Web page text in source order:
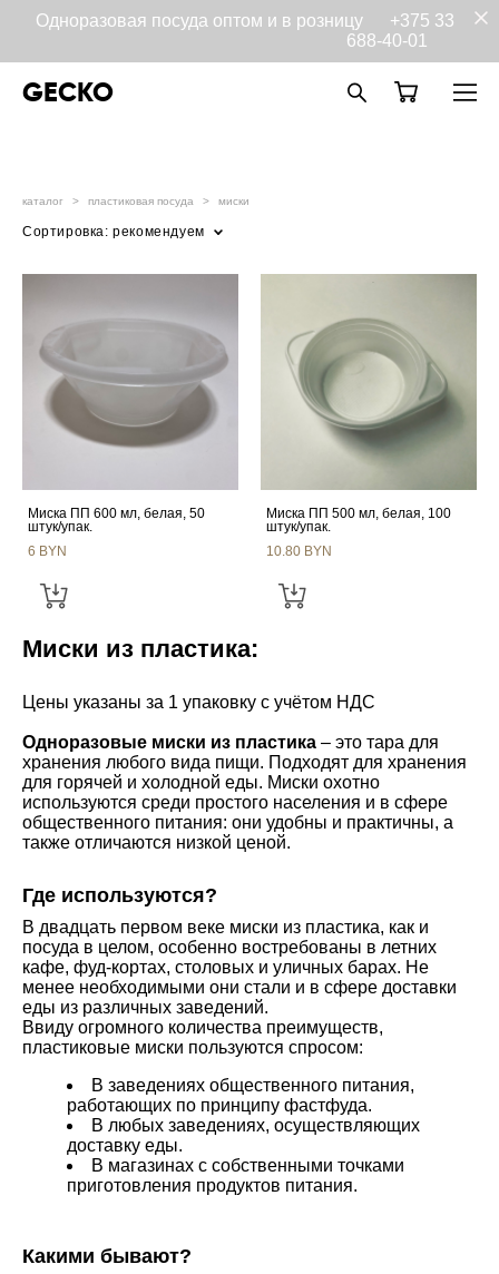
Одноразовая посуда оптом и в розницу +375 33
688-40-01
GECKO
каталог > пластиковая посуда > миски
Сортировка: рекомендуем
Миска ПП 600 мл, белая, 50
штук/упак.
6 BYN
Миска ПП 500 мл, белая, 100
штук/упак.
10.80 BYN
Миски из пластика:
Цены указаны за 1 упаковку с учётом НДС
Одноразовые миски из пластика – это тара для
хранения любого вида пищи. Подходят для хранения
для горячей и холодной еды. Миски охотно
используются среди простого населения и в сфере
общественного питания: они удобны и практичны, а
также отличаются низкой ценой.
Где используются?
В двадцать первом веке миски из пластика, как и
посуда в целом, особенно востребованы в летних
кафе, фуд-кортах, столовых и уличных барах. Не
менее необходимыми они стали и в сфере доставки
еды из различных заведений.
Ввиду огромного количества преимуществ,
пластиковые миски пользуются спросом:
В заведениях общественного питания,
работающих по принципу фастфуда.
В любых заведениях, осуществляющих
доставку еды.
В магазинах с собственными точками
приготовления продуктов питания.
Какими бывают?